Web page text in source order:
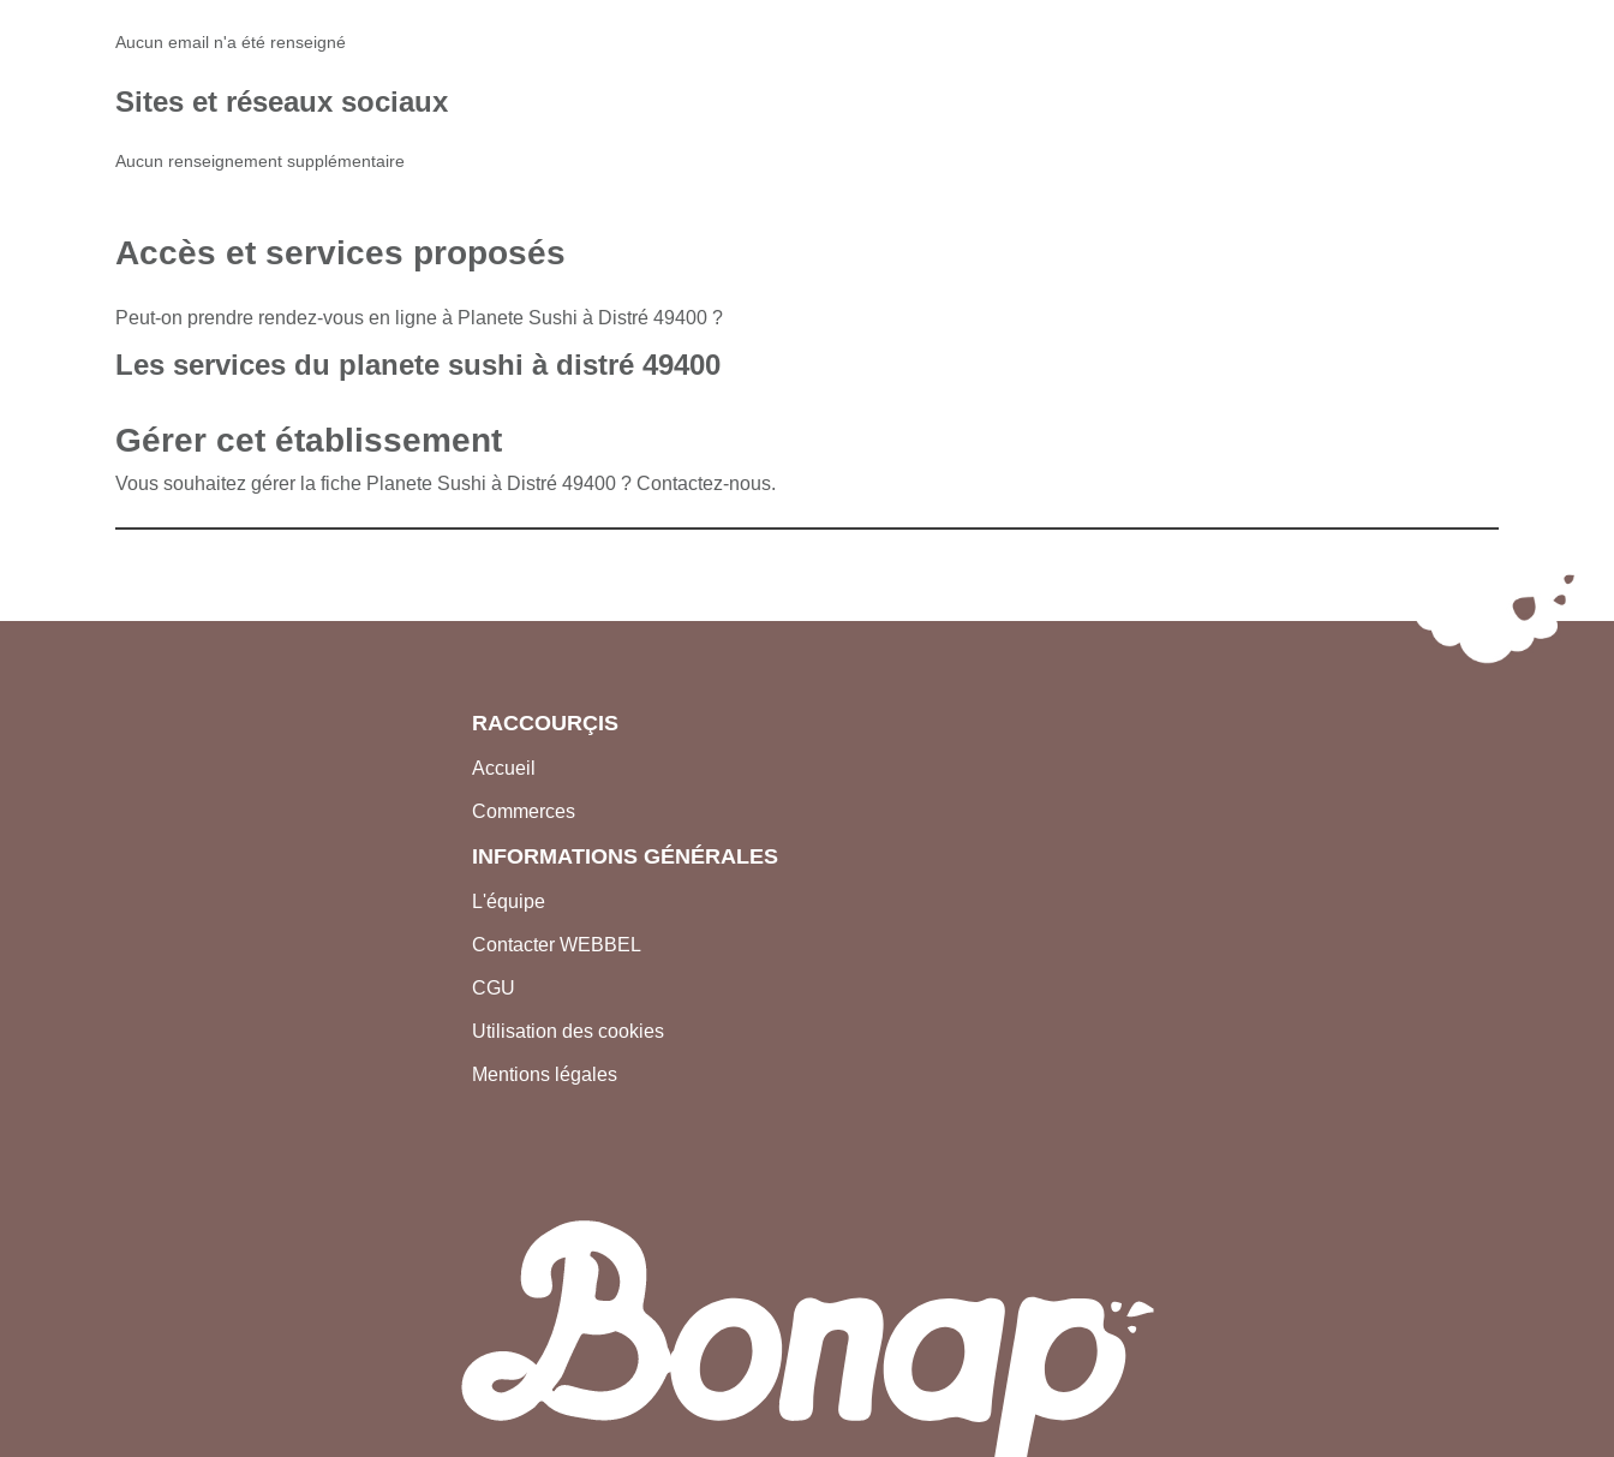
Aucun email n'a été renseigné
Sites et réseaux sociaux
Aucun renseignement supplémentaire
Accès et services proposés
Peut-on prendre rendez-vous en ligne à Planete Sushi à Distré 49400 ?
Les services du planete sushi à distré 49400
Gérer cet établissement
Vous souhaitez gérer la fiche Planete Sushi à Distré 49400 ? Contactez-nous.
RACCOURÇIS
Accueil
Commerces
INFORMATIONS GÉNÉRALES
L'équipe
Contacter WEBBEL
CGU
Utilisation des cookies
Mentions légales